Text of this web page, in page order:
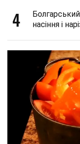
4
насіння і